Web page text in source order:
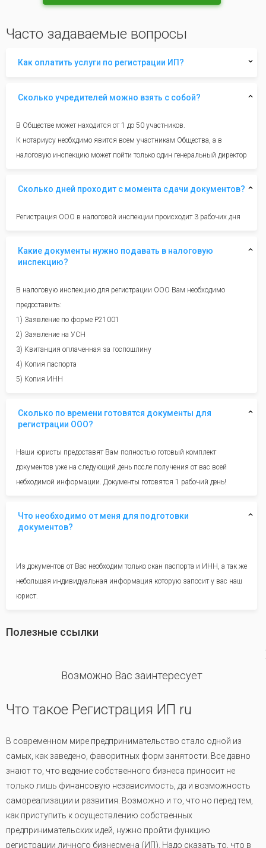
Часто задаваемые вопросы
Как оплатить услуги по регистрации ИП?
Сколько учредителей можно взять с собой?
В Обществе может находится от 1 до 50 участников.
К нотариусу необхдимо явится всем участникам Общества, а в
налоговую инспекцию может пойти только один генеральный директор
Сколько дней проходит с момента сдачи документов?
Регистрация ООО в налоговой инспекции происходит 3 рабочих дня
Какие документы нужно подавать в налоговую
инспекцию?
В налоговую инспекцию для регистрации ООО Вам необходимо
предоставить:
1) Заявление по форме Р21001
2) Заявление на УСН
3) Квитанция оплаченная за госпошлину
4) Копия паспорта
5) Копия ИНН
Сколько по времени готовятся документы для
регистрации ООО?
Наши юристы предоставят Вам полностью готовый комплект
документов уже на следующий день после получения от вас всей
небходимой информации. Документы готовятся 1 рабочий день!
Что необходимо от меня для подготовки
документов?
Из документов от Вас необходим только скан паспорта и ИНН, а так же
небольшая индивидуальная информация которую запосит у вас наш
юрист.
Полезные ссылки
Возможно Вас заинтересует
Что такое Регистрация ИП ru
В современном мире предпринимательство стало одной из
самых, как заведено, фаворитных форм занятости. Все давно
знают то, что ведение собственного бизнеса приносит не
только лишь финансовую независимость, да и возможность
самореализации и развития. Возможно и то, что но перед тем,
как приступить к осуществлению собственных
предпринимательских идей, нужно пройти функцию
регистрации личного бизнесмена (ИП). Надо сказать то, что в